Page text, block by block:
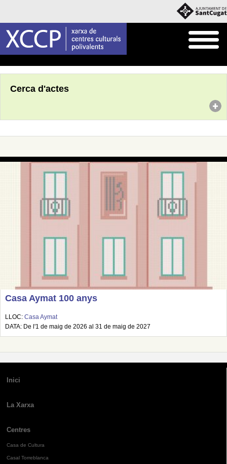
Cerca d'actes
Casa Aymat 100 anys
LLOC: Casa Aymat
DATA: De l'1 de maig de 2026 al 31 de maig de 2027
Inici
La Xarxa
Centres
Casa de Cultura
Casal Torreblanca